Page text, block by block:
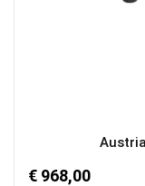
€ 968,00